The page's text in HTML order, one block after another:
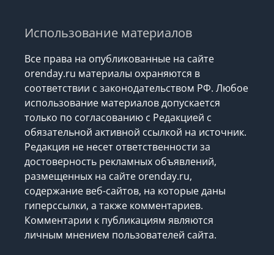
Использование материалов
Все права на опубликованные на сайте
orenday.ru материалы охраняются в
соответствии с законодательством РФ. Любое
использование материалов допускается
только по согласованию с Редакцией с
обязательной активной ссылкой на источник.
Редакция не несет ответственности за
достоверность рекламных объявлений,
размещенных на сайте orenday.ru,
содержание веб-сайтов, на которые даны
гиперссылки, а также комментариев.
Комментарии к публикациям являются
личным мнением пользователей сайта.